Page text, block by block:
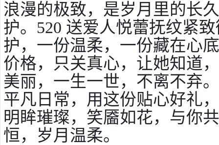
浪漫的极致，是岁月里的长
护。520 送爱人悦蕾抚纹紧
护，一份温柔，一份藏在心
价格，只关真心，让她知道
美丽，一生一世，不离不弃
平凡日常，用这份贴心好礼
明眸璀璨，笑靥如花，与你
恒，岁月温柔。